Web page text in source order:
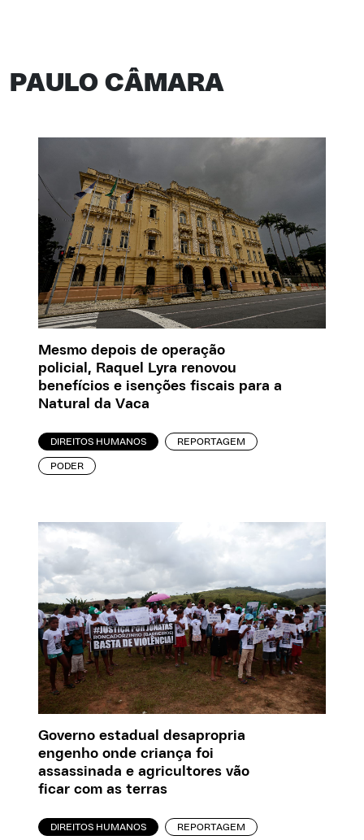
PAULO CÂMARA
Mesmo depois de operação
policial, Raquel Lyra renovou
benefícios e isenções fiscais para a
Natural da Vaca
DIREITOS HUMANOS REPORTAGEM
PODER
Governo estadual desapropria
engenho onde criança foi
assassinada e agricultores vão
ficar com as terras
DIREITOS HUMANOS REPORTAGEM